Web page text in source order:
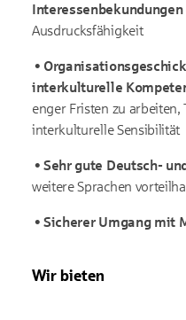
Interessenbekundungen
Ausdrucksfähigkeit
•
interkulturelle
enger Fristen zu arbeiten,
interkulturelle Sensibilität
•Sehr gute Deutsch-
weitere Sprachen
• Sicherer Umgang mit
Wir bieten